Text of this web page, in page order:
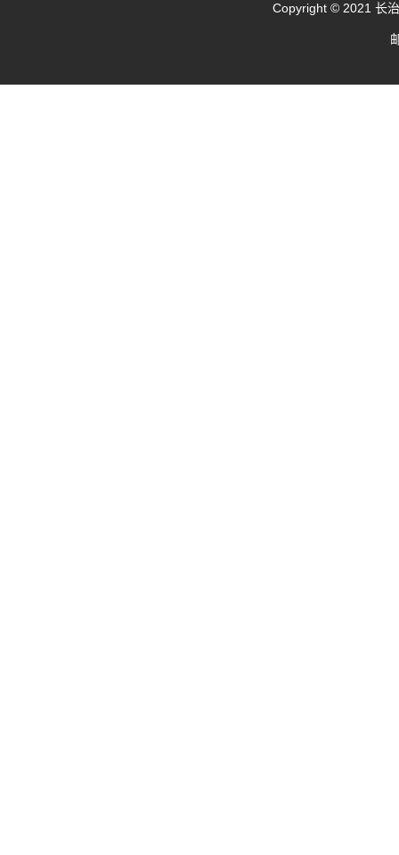
Copyright © 2021 长